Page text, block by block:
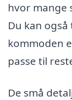
hvor mange
Du kan
kommoden
passe til
De små